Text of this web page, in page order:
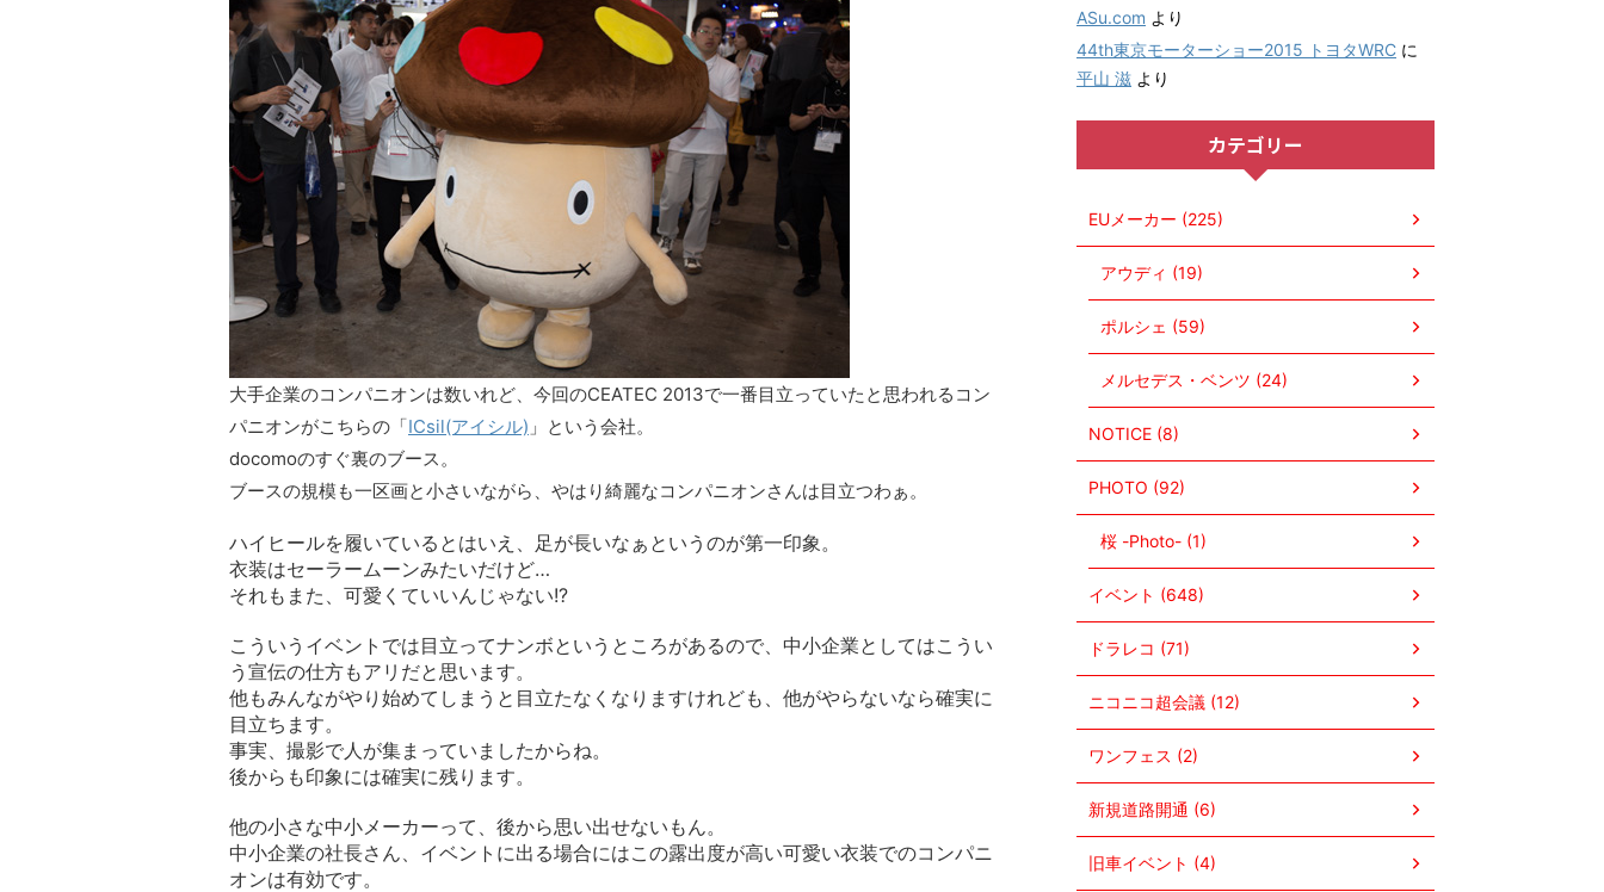
大手企業のコンパニオンは数いれど、今回のCEATEC 2013で一番目立っていたと思われるコン
パニオンがこちらの「ICsil(アイシル) 」という会社。
docomoのすぐ裏のブース。
ブースの規模も一区画と小さいながら、やはり綺麗なコンパニオンさんは目立つわぁ。
ハイヒールを履いているとはいえ、足が長いなぁというのが第一印象。
衣装はセーラームーンみたいだけど…
それもまた、可愛くていいんじゃない!?
こういうイベントでは目立ってナンボというところがあるので、中小企業としてはこうい
う宣伝の仕方もアリだと思います。
他もみんながやり始めてしまうと目立たなくなりますけれども、他がやらないなら確実に
目立ちます。
事実、撮影で人が集まっていましたからね。
後からも印象には確実に残ります。
他の小さな中小メーカーって、後から思い出せないもん。
中小企業の社長さん、イベントに出る場合にはこの露出度が高い可愛い衣装でのコンパニ
オンは有効です。
ASu.com より
44th東京モーターショー2015 トヨタWRC に
平山 滋 より
カテゴリー
EUメーカー (225)
アウディ (19)
ポルシェ (59)
メルセデス・ベンツ (24)
NOTICE (8)
PHOTO (92)
桜 -Photo- (1)
イベント (648)
ドラレコ (71)
ニコニコ超会議 (12)
ワンフェス (2)
新規道路開通 (6)
旧車イベント (4)